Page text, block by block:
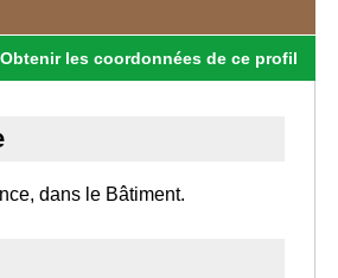
Obtenir les coordonnées de ce profil
dans le Bâtiment.